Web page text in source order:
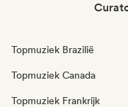
Topmuziek Brazilië
Topmuziek Canada
Topmuziek Frankrijk